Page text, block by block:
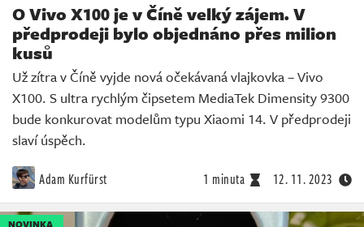
O Vivo X100 je v Číně velký zájem. V
předprodeji bylo objednáno přes milion
kusů
Už zítra v Číně vyjde nová očekávaná vlajkovka – Vivo
X100. S ultra rychlým čipsetem MediaTek Dimensity 9300
bude konkurovat modelům typu Xiaomi 14. V předprodeji
slaví úspěch.
Adam Kurfürst 1 minuta 12. 11. 2023
NOVINKA